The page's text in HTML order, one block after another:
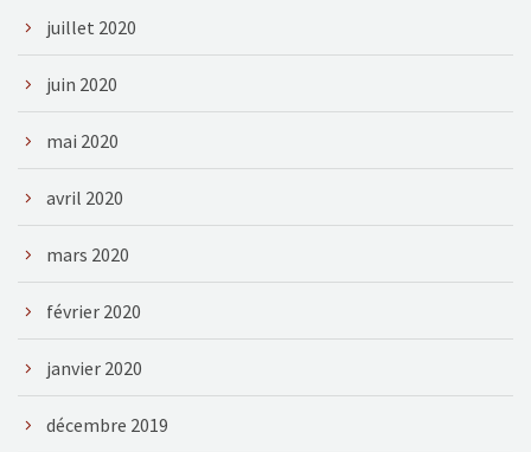
juillet 2020
juin 2020
mai 2020
avril 2020
mars 2020
février 2020
janvier 2020
décembre 2019